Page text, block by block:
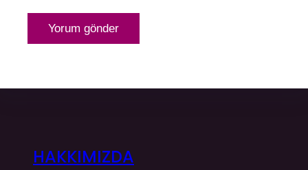
HAKKIMIZDA